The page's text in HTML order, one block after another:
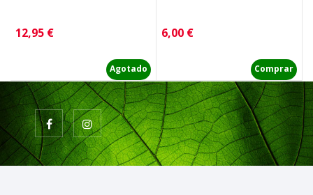
Precio
12,95 €
Agotado
Precio
6,00 €
Comprar